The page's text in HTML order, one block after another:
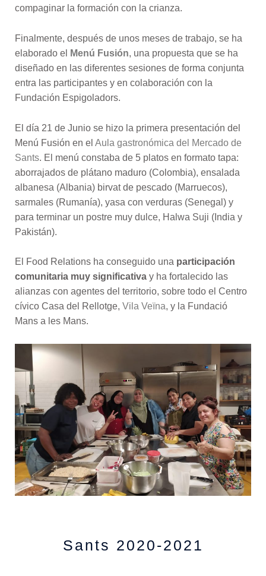
compaginar la formación con la crianza.
Finalmente, después de unos meses de trabajo, se ha
elaborado el
Menú Fusión, una propuesta que se ha
diseñado en las diferentes sesiones de forma conjunta
entra las participantes y en colaboración con la
Fundación Espigoladors.
El día 21 de Junio se hizo la primera presentación del
Menú Fusión en el Aula gastronómica del Mercado de
Sants. El menú constaba de 5 platos en formato tapa:
aborrajados de plátano maduro (Colombia), ensalada
albanesa (Albania) birvat de pescado (Marruecos),
sarmales (Rumanía), yasa con verduras (Senegal) y
para terminar un postre muy dulce, Halwa Suji (India y
Pakistán).
El Food Relations ha conseguido una participación
comunitaria muy significativa y ha fortalecido las
alianzas con agentes del territorio, sobre todo el Centro
cívico Casa del Rellotge, Vila Veïna, y la Fundació
Mans a les Mans.
Sants 2020-2021